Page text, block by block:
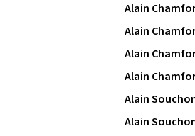
Alain
Alain
Alain
Alain
Alain
Alain